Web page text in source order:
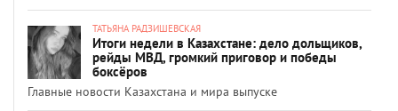
ТАТЬЯНА РАДЗИШЕВСКАЯ
Итоги недели в Казахстане: дело дольщиков,
рейды МВД, громкий приговор и победы
боксёров
Главные новости Казахстана и мира выпуске